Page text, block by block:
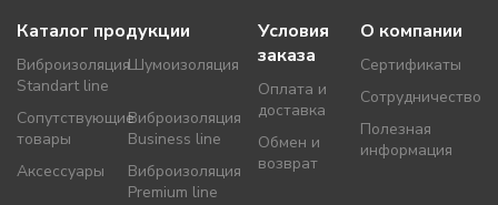
Каталог продукции
Виброизоляция
Standart line
Виброизоляция
Business line
Виброизоляция
Premium line
Шумоизоляция
Аксессуары
Сопутствующие
товары
Условия
заказа
Оплата и
доставка
Обмен и
возврат
О компании
Сертификаты
Сотрудничество
Полезная
информация